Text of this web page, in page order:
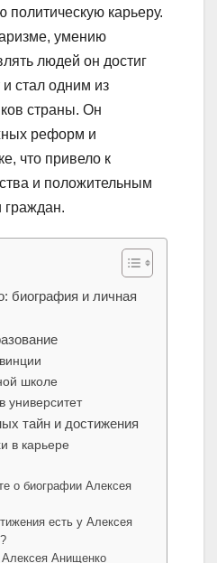
карьеру.
умению
людей он достиг
стал одним из
страны. Он
реформ и
что привело к
и положительным
граждан.
биография и личная
школе
университет
тайн и достижения
в карьере
о биографии Алексея
есть у Алексея
Алексея Анищенко